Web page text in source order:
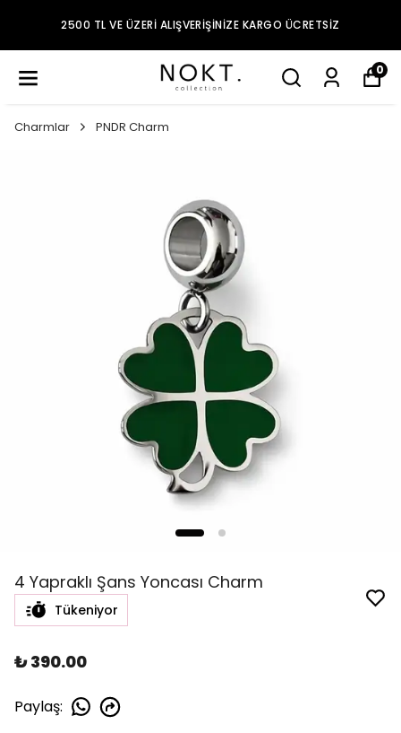
2500 TL VE ÜZERI ALIŞVERIŞINIZE KARGO ÜCRETSIZ
0
Charmlar PNDR Charm
4 Yapraklı Şans Yoncası Charm
Tükeniyor
₺ 390.00
Paylaş: